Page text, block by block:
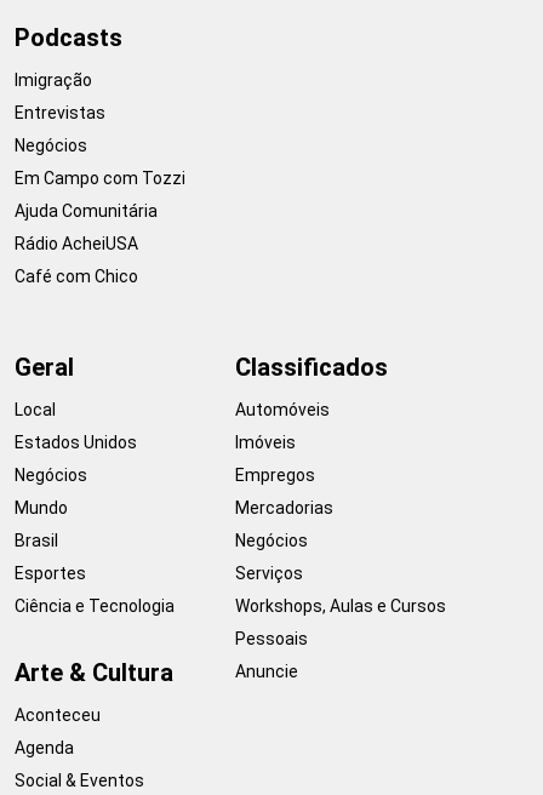
Podcasts
Imigração
Entrevistas
Negócios
Em Campo com Tozzi
Ajuda Comunitária
Rádio AcheiUSA
Café com Chico
Geral
Local
Estados Unidos
Negócios
Mundo
Brasil
Esportes
Ciência e Tecnologia
Arte & Cultura
Aconteceu
Agenda
Social & Eventos
Classificados
Automóveis
Imóveis
Empregos
Mercadorias
Negócios
Serviços
Workshops, Aulas e Cursos
Pessoais
Anuncie